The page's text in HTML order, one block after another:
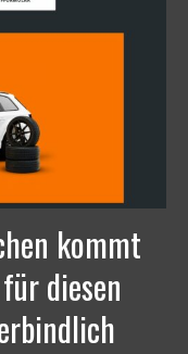
kommt
diesen